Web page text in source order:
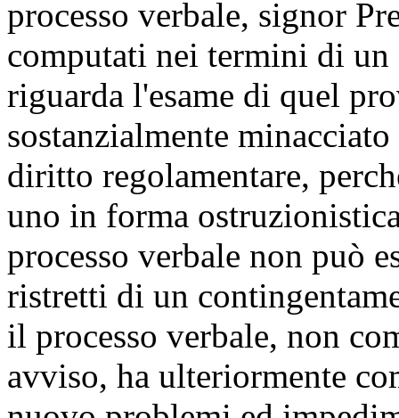
processo verbale, signor
computati nei termini di un
riguarda l'esame di quel
sostanzialmente
diritto regolamentare,
uno in forma
processo verbale non può
ristretti di un
il processo verbale, non
avviso, ha ulteriormente